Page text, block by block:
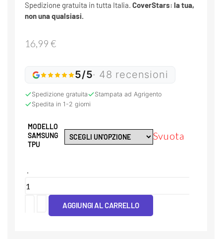
Spedizione gratuita in tutta Italia. CoverStars: la tua,
non una qualsiasi.
16,99 €
5/5· 48 recensioni
Spedizione gratuita
Stampata ad Agrigento
Spedita in 1-2 giorni
MODELLO
SAMSUNG
TPU
Svuota
Cover
AGGIUNGI AL CARRELLO